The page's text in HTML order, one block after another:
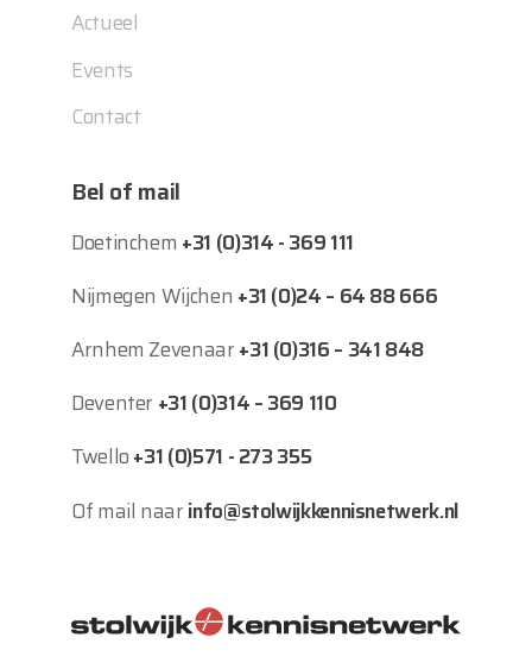
Actueel
Events
Contact
Bel of mail
Doetinchem +31 (0)314 - 369 111
Nijmegen Wijchen +31 (0)24 – 64 88 666
Arnhem Zevenaar+31 (0)316 – 341 848
Deventer +31 (0)314 – 369 110
Twello+31 (0)571 - 273 355
Of mail naarinfo@stolwijkkennisnetwerk.nl